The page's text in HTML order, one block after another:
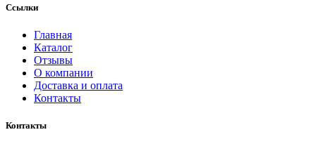
Ссылки
Главная
Каталог
Отзывы
О компании
Доставка и оплата
Контакты
Контакты